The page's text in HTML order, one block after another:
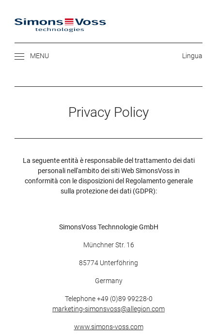
Privacy Policy
La seguente entità è responsabile del trattamento dei dati
personali nell'ambito dei siti Web SimonsVoss in
conformità con le disposizioni del Regolamento generale
sulla protezione dei dati (GDPR):
SimonsVoss Technnologie GmbH
Münchner Str. 16
85774 Unterföhring
Germany
Telephone +49 (0)89 99228-0
marketing-simonsvoss@allegion.com
www.simons-voss.com